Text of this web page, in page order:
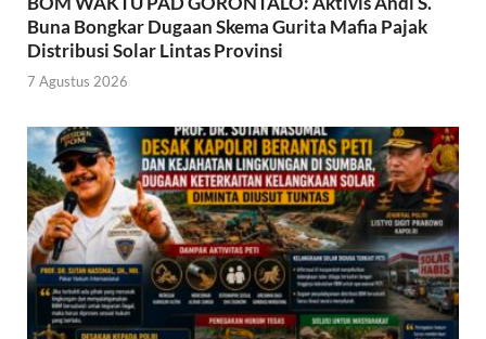
Buna Bongkar Dugaan Skema Gurita Mafia Pajak
Distribusi Solar Lintas Provinsi
7 Agustus 2026